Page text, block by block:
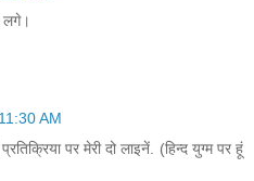
लगे।
AM
पर मेरी दो लाइनें. (हिन्द युग्म पर हूं